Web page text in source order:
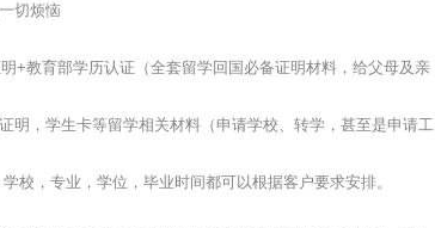
切烦恼
+教育部学历认证（全套留学回国必备证明材料，给父母及亲
明，学生卡等留学相关材料（申请学校、转学，甚至是申请工
校，专业，学位，毕业时间都可以根据客户要求安排。